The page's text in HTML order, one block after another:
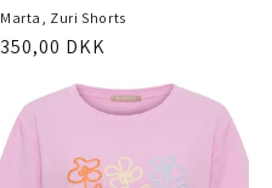
Marta, Zuri Shorts
Normalpris
350,00 DKK